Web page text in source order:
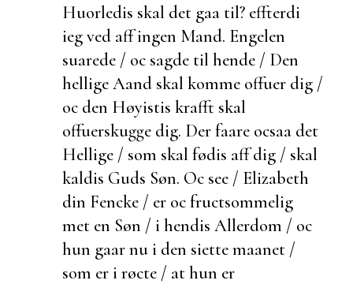
Huorledis skal det gaa til? effterdi
ieg ved aff ingen Mand. Engelen
suarede / oc sagde til hende / Den
hellige Aand skal komme offuer dig /
oc den Høyistis krafft skal
offuerskugge dig. Der faare ocsaa det
Hellige / som skal fødis aff dig / skal
kaldis Guds Søn. Oc see / Elizabeth
din Fencke / er ocfructsommelig
met en Søn / i hendis Allerdom / oc
hun gaar nu i den siette maanet /
som er i røcte / at hun er